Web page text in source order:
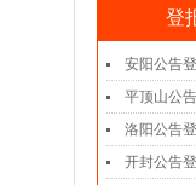
登
安阳公告
平顶山公
洛阳公告
开封公告